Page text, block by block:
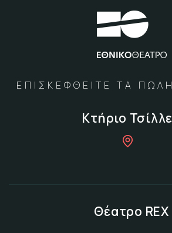
ΕΠΙΣΚΕΦΘΕΙΤΕ ΤΑ
Κτήριο
Θέατρο REX